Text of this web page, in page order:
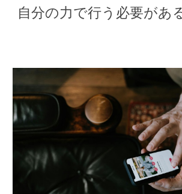
自分の力で行う必要があ